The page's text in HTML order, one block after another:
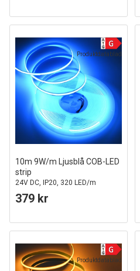
Produktdatablad
10m 9W/m Ljusblå COB-LED
strip
24V DC, IP20, 320 LED/m
379 kr
Produktdatablad